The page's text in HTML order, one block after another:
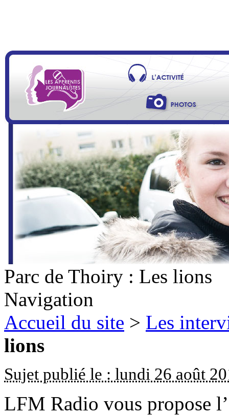
Parc de Thoiry : Les lions
Navigation
Accueil du site > Les
lions
Sujet publié le : lundi 26 août
LFM Radio vous propose